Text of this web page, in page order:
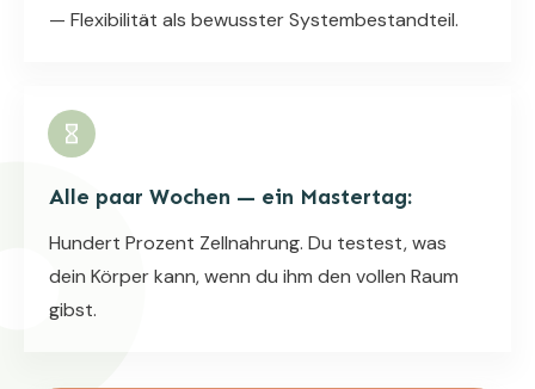
— Flexibilität als bewusster Systembestandteil.
Alle paar Wochen — ein Mastertag:
Hundert Prozent Zellnahrung. Du testest, was
dein Körper kann, wenn du ihm den vollen Raum
gibst.